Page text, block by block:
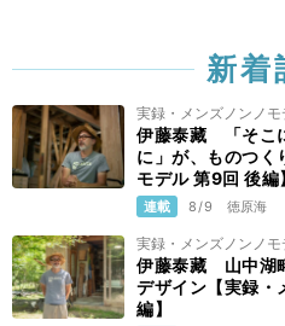
新着
実録・メンズノンノ
伊藤泰藏 「そこ
に」が、ものつく
モデル 第9回 後編】
連載 8/9 徳原海
実録・メンズノンノ
伊藤泰藏 山中湖
デザイン【実録・
編】